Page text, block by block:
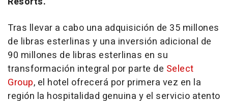
Tras llevar a cabo una adquisición de 35 millones
de libras esterlinas y una inversión adicional de
90 millones de libras esterlinas en su
transformación integral por parte de Select
Group, el hotel ofrecerá por primera vez en la
región la hospitalidad genuina y el servicio atento